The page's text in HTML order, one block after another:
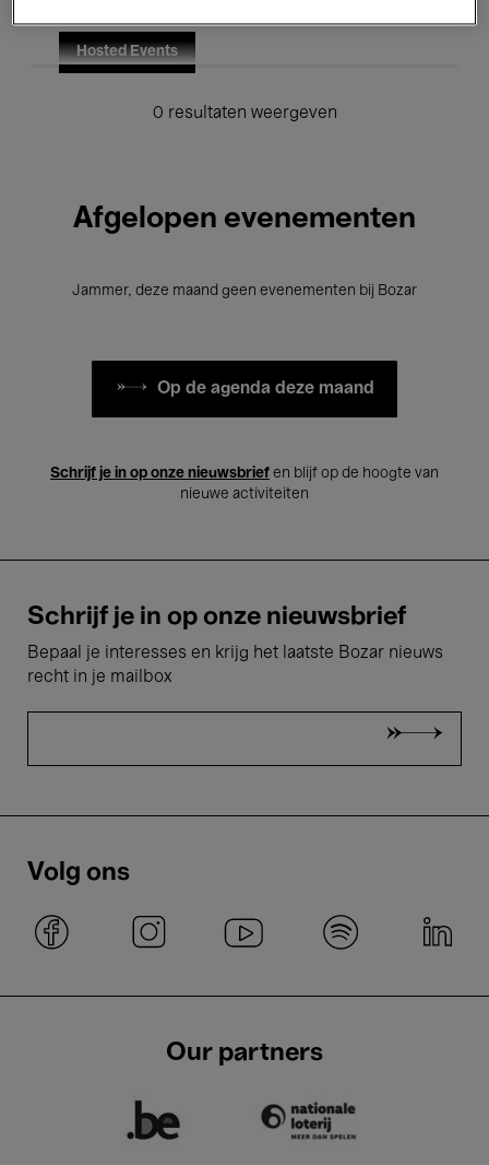
Hosted Events
0 resultaten weergeven
Afgelopen evenementen
Jammer, deze maand geen evenementen bij Bozar
Op de agenda deze maand
Schrijf je in op onze nieuwsbrief en blijf op de hoogte van
nieuwe activiteiten
Schrijf je in op onze nieuwsbrief
Bepaal je interesses en krijg het laatste Bozar nieuws
recht in je mailbox
Volg ons
Our partners